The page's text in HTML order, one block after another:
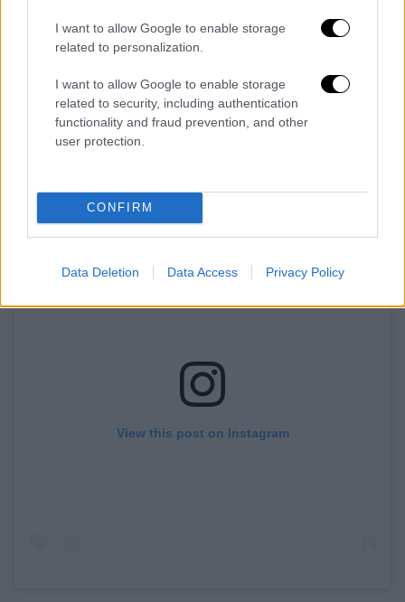
I want to allow Google to enable storage
related to personalization.
I want to allow Google to enable storage
related to security, including authentication
functionality and fraud prevention, and other
user protection.
CONFIRM
Data Deletion Data Access Privacy Policy
που το έκανε αυτό, γιατί είναι και του
χώρου, και είπα: "Αποκλείεται, είναι τόσο
καλό παιδί". Αυτό, όμως, είναι το πρόβλημα,
πίσω από κλειστές πόρτες δεν ξέρει
κανείς τι γίνεταικαι από ποιον να το
περιμένεις».
View this post on Instagram